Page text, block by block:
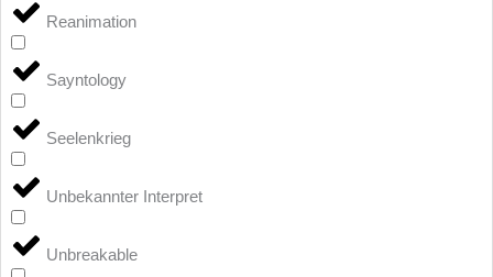
Reanimation
Sayntology
Seelenkrieg
Unbekannter Interpret
Unbreakable